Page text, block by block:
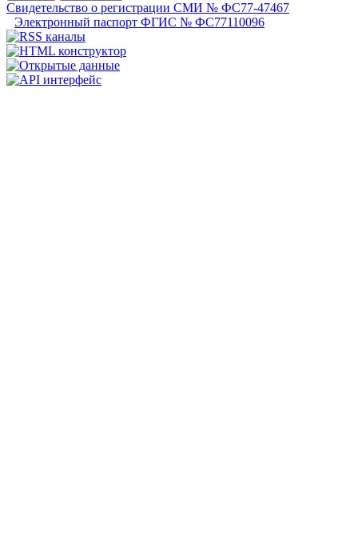
Свидетельство о регистрации СМИ № ФС77-47467
Электронный паспорт ФГИС № ФС77110096